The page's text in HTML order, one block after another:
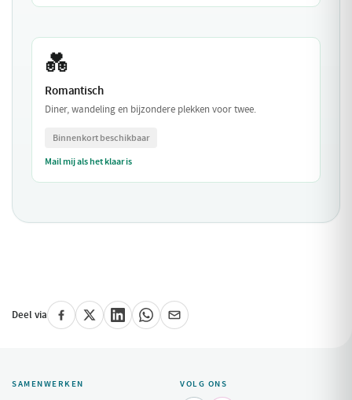
💑
Romantisch
Diner, wandeling en bijzondere plekken voor twee.
Binnenkort beschikbaar
Mail mij als het klaar is
Deel via
SAMENWERKEN VOLG ONS